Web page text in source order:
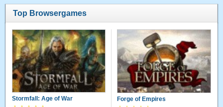
Top Browsergames
Stormfall: Age of War Forge of Empires